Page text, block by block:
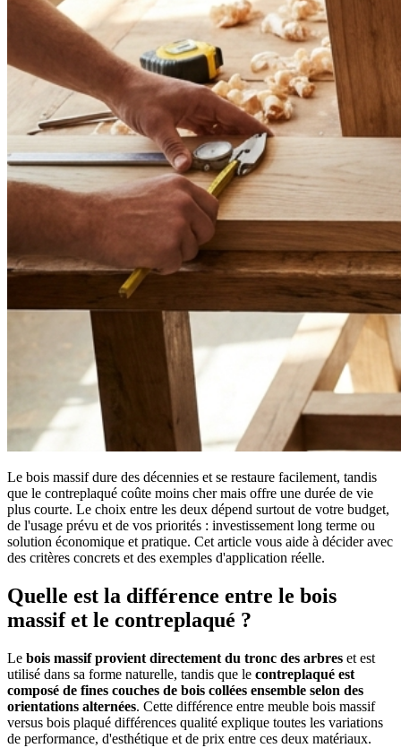
Le bois massif dure des décennies et se restaure facilement, tandis
que le contreplaqué coûte moins cher mais offre une durée de vie
plus courte. Le choix entre les deux dépend surtout de votre budget,
de l'usage prévu et de vos priorités : investissement long terme ou
solution économique et pratique. Cet article vous aide à décider avec
des critères concrets et des exemples d'application réelle.
Quelle est la différence entre le bois
massif et le contreplaqué ?
Le bois massif provient directement du tronc des arbres et est
utilisé dans sa forme naturelle, tandis que le contreplaqué est
composé de fines couches de bois collées ensemble selon des
orientations alternées. Cette différence entre meuble bois massif
versus bois plaqué différences qualité explique toutes les variations
de performance, d'esthétique et de prix entre ces deux matériaux.